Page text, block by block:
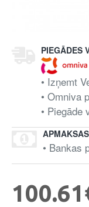
PIEGĀDES
• Izņemt
• Omniva
•
• Bankas